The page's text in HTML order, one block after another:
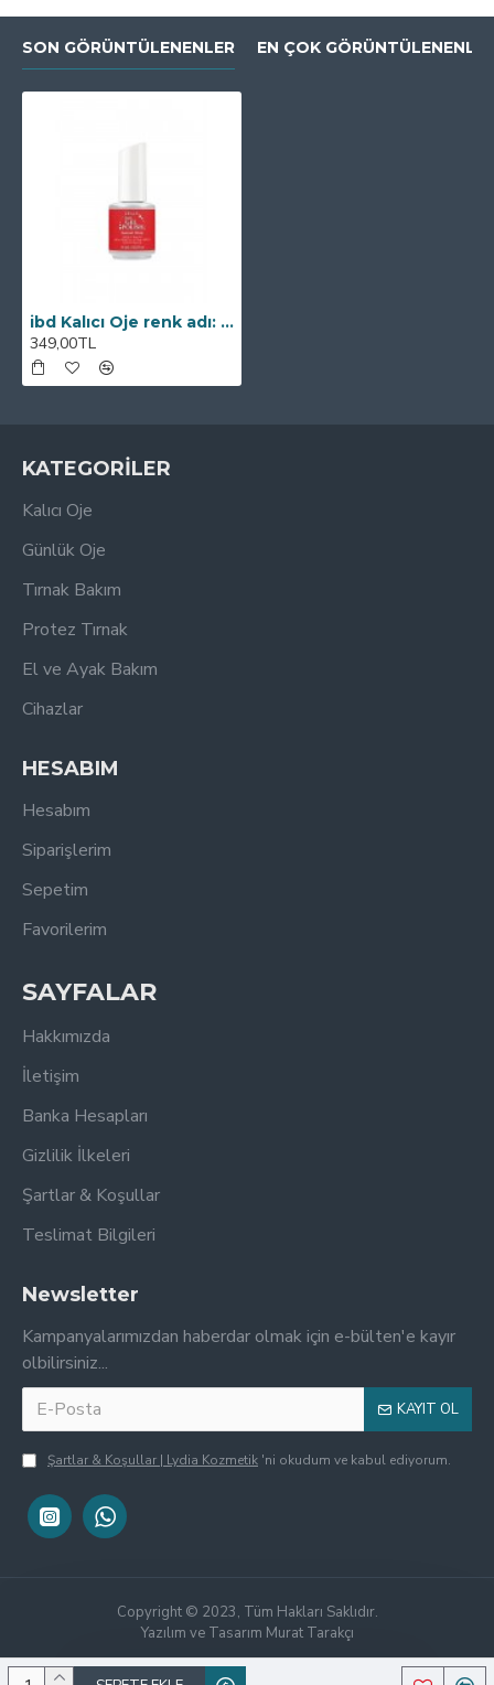
SON GÖRÜNTÜLENENLER EN ÇOK
ibd Kalıcı Oje renk adı: Sunset Strip (kırmızı)
349,00TL
KATEGORİLER
Kalıcı Oje
Günlük Oje
Tırnak Bakım
Protez Tırnak
El ve Ayak Bakım
Cihazlar
HESABIM
Hesabım
Siparişlerim
Sepetim
Favorilerim
SAYFALAR
Hakkımızda
İletişim
Banka Hesapları
Gizlilik İlkeleri
Şartlar & Koşullar
Teslimat Bilgileri
Newsletter
Kampanyalarımızdan haberdar olmak için e-bülten'e kayır
olbilirsiniz...
KAYIT OL
Şartlar & Koşullar | Lydia Kozmetik 'ni okudum ve kabul ediyorum.
Copyright © 2023, Tüm Hakları Saklıdır.
Yazılım ve Tasarım Murat Tarakçı